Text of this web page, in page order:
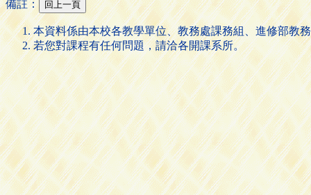
備註：
本資料係由本校各教學單位、教務處課務組、進修部教
若您對課程有任何問題，請洽各開課系所。